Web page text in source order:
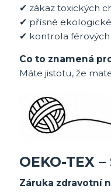
✔ zákaz toxických
✔ přísné
✔ kontrola
Co to znamená
Máte jistotu, že
OEKO-TEX –
Záruka zdravotní